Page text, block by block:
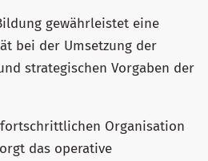
gewährleistet eine
bei der Umsetzung der
strategischen Vorgaben der
Organisation
das operative